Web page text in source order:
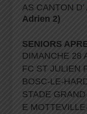
AS CANTON
Adrien 2)
SENIORS
DIMANCHE 28
FC ST JULIEN
BOSC-LE-
STADE
E